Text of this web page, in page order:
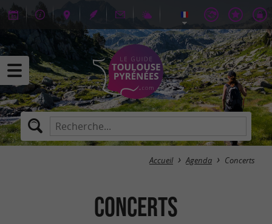
Accueil Agenda Concerts
Concerts